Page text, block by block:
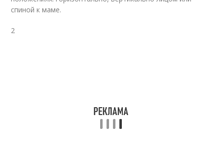
спиной к маме.
2